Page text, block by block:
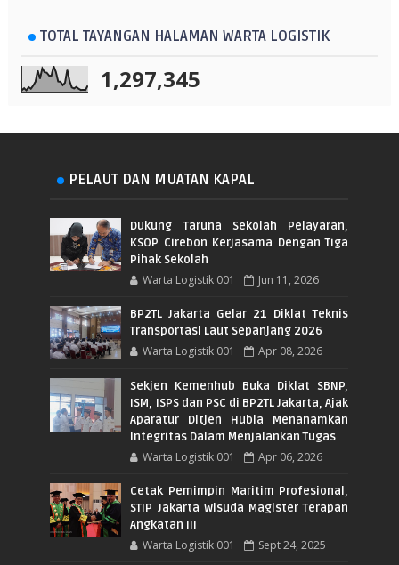
TOTAL TAYANGAN HALAMAN WARTA LOGISTIK
1,297,345
PELAUT DAN MUATAN KAPAL
Dukung Taruna Sekolah Pelayaran,
KSOP Cirebon Kerjasama Dengan Tiga
Pihak Sekolah
Warta Logistik 001 Jun 11, 2026
BP2TL Jakarta Gelar 21 Diklat Teknis
Transportasi Laut Sepanjang 2026
Warta Logistik 001 Apr 08, 2026
Sekjen Kemenhub Buka Diklat SBNP,
ISM, ISPS dan PSC di BP2TL Jakarta, Ajak
Aparatur Ditjen Hubla Menanamkan
Integritas Dalam Menjalankan Tugas
Warta Logistik 001 Apr 06, 2026
Cetak Pemimpin Maritim Profesional,
STIP Jakarta Wisuda Magister Terapan
Angkatan III
Warta Logistik 001 Sept 24, 2025